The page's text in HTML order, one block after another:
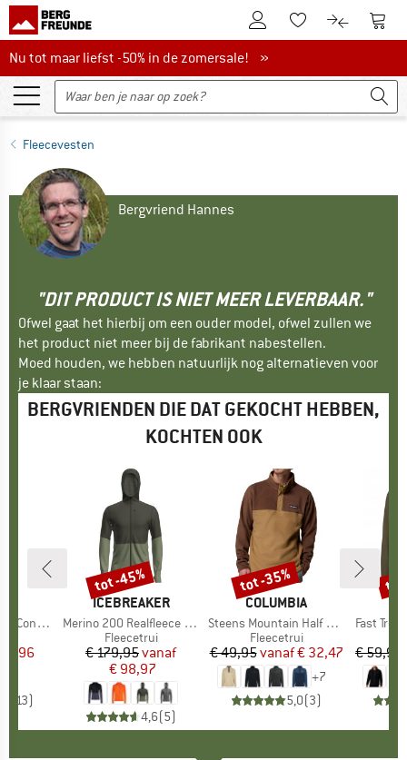
De klantenaccount
Naar deNaar de
Nu tot maar liefst -50% in de zomersale!
Nu tot maar liefst -50% in de zomersale! »
Fleecevesten
Bergvriend Hannes
"DIT PRODUCT IS NIET MEER LEVERBAAR."
Ofwel gaat het hierbij om een ouder model, ofwel zullen we
het product niet meer bij de fabrikant nabestellen.
Moed houden, we hebben natuurlijk nog alternatieven voor
je klaar staan:
BERGVRIENDEN DIE DAT GEKOCHT HEBBEN,
KOCHTEN OOK
Pant
prijs
13)
MERK
ICEBREAKER
Artikel
Merino 200 Realfleece Descender L/S Zip Hoodie
Productgroep
Fleecetrui
Prijs
€ 179,95Verlaagde prijs
vanaf
€ 98,97
4,6(5)
Korting
tot -45%
MERK
COLUMBIA
Artikel
Steens Mountain Half Snap II
Productgroep
Fleecetrui
Prijs
€ 49,95 Verlaagde prijs
vanaf€ 32,47
+7
5,0(3)
Korting
tot -35%
Artikel
Fast Trek
€ 59,95
tot